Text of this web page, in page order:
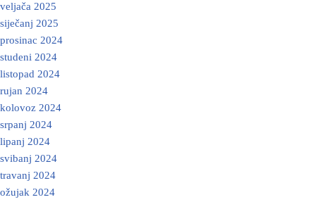
veljača 2025
siječanj 2025
prosinac 2024
studeni 2024
listopad 2024
rujan 2024
kolovoz 2024
srpanj 2024
lipanj 2024
svibanj 2024
travanj 2024
ožujak 2024